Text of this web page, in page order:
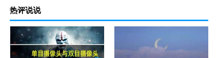
热评说说